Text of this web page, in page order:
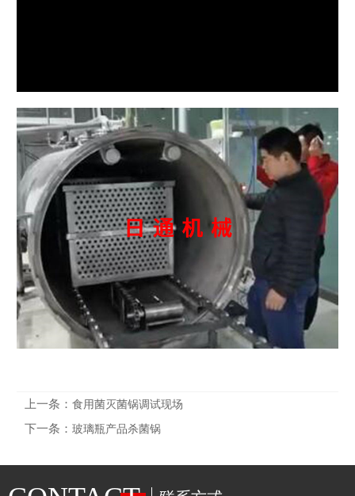
上一条：食用菌灭菌锅调试现场
下一条：玻璃瓶产品杀菌锅